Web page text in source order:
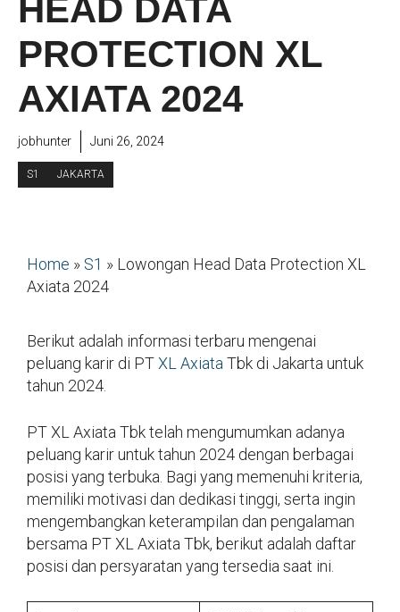
HEAD DATA
PROTECTION XL
AXIATA 2024
jobhunter Juni 26, 2024
S1 JAKARTA
Home » S1 » Lowongan Head Data Protection XL
Axiata 2024
Berikut adalah informasi terbaru mengenai
peluang karir di PTXL Axiata Tbk di Jakarta untuk
tahun 2024.
PT XL Axiata Tbk telah mengumumkan adanya
peluang karir untuk tahun 2024 dengan berbagai
posisi yang terbuka. Bagi yang memenuhi kriteria,
memiliki motivasi dan dedikasi tinggi, serta ingin
mengembangkan keterampilan dan pengalaman
bersama PT XL Axiata Tbk, berikut adalah daftar
posisi dan persyaratan yang tersedia saat ini.